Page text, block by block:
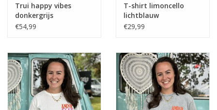
Trui happy vibes
donkergrijs
€54,99
T-shirt limoncello
lichtblauw
€29,99